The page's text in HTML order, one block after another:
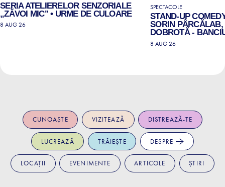
SERIA ATELIERELOR SENZORIALE
„ZĂVOI MIC" • URME DE CULOARE
8 AUG 26
SPECTACOLE
STAND-UP
SORIN PÂRCĂLAB,
DOBROTĂ -
8 AUG 26
CUNOAȘTE VIZITEAZĂ DISTREAZĂ-TE
LUCREAZĂ TRĂIEȘTE DESPRE
LOCAȚII EVENIMENTE ARTICOLE ȘTIRI